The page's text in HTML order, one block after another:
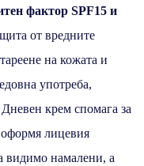
фактор SPF15 и
от вредните
на кожата и
употреба,
крем спомага за
оформя лицевия
видимо намалени, а